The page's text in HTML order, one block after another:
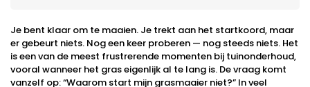
Je bent klaar om te maaien. Je trekt aan het startkoord, maar
er gebeurt niets. Nog een keer proberen — nog steeds niets. Het
is een van de meest frustrerende momenten bij tuinonderhoud,
vooral wanneer het gras eigenlijk al te lang is. De vraag komt
vanzelf op: “Waarom start mijn grasmaaier niet?” In veel